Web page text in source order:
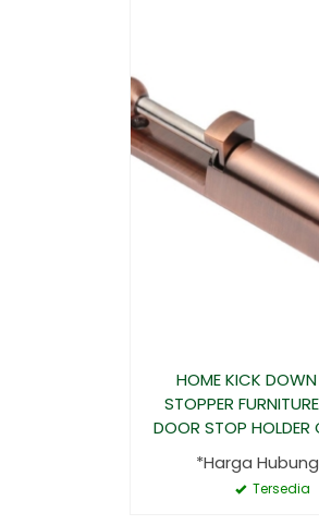
HOME KICK
STOPPER
DOOR STOP HOLDER
*Harga
Tersedia